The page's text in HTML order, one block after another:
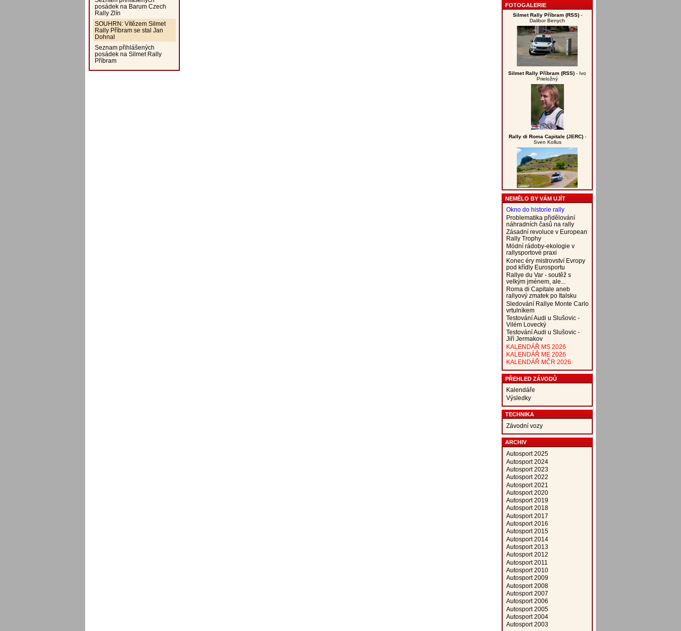
posádek na Barum Czech
Rally Zlín
SOUHRN: Vítězem Silmet
Rally Příbram se stal Jan
Dohnal
Seznam přihlášených
posádek na Silmet Rally
Příbram
FOTOGALERIE
Silmet Rally Příbram (RSS)-
Dalibor Benych
Silmet Rally Příbram (RSS) - Ivo
Prieložný
Rally di Roma Capitale (JERC)-
Sven Kollus
NEMĚLO BY VÁM UJÍT
Okno do historie rally
Problematika přidělování
náhradních časů na rally
Zásadní revoluce v European
Rally Trophy
Módní rádoby-ekologie v
rallysportové praxi
Konec éry mistrovství Evropy
pod křídly Eurosportu
Rallye du Var - soutěž s
velkým jménem, ale...
Roma di Capitale aneb
rallyový zmatek po Italsku
Sledování Rallye Monte Carlo
vrtulníkem
Testování Audi u Slušovic -
Vilém Lovecký
Testování Audi u Slušovic -
Jiří Jermakov
KALENDÁŘ MS 2026
KALENDÁŘ ME 2026
KALENDÁŘ MČR 2026
PŘEHLED ZÁVODŮ
Kalendáře
Výsledky
TECHNIKA
Závodní vozy
ARCHIV
Autosport 2025
Autosport 2024
Autosport 2023
Autosport 2022
Autosport 2021
Autosport 2020
Autosport 2019
Autosport 2018
Autosport 2017
Autosport 2016
Autosport 2015
Autosport 2014
Autosport 2013
Autosport 2012
Autosport 2011
Autosport 2010
Autosport 2009
Autosport 2008
Autosport 2007
Autosport 2006
Autosport 2005
Autosport 2004
Autosport 2003